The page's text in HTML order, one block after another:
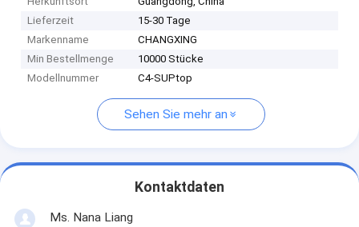
Lieferzeit
15-30 Tage
Markenname
CHANGXING
Min Bestellmenge
10000 Stücke
Modellnummer
C4-SUPtop
Sehen Sie mehr an
Kontaktdaten
Ms. Nana Liang